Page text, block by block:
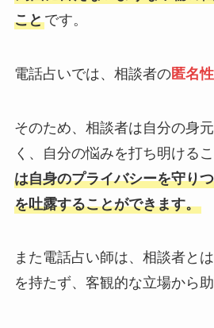
ことです。
電話占いでは、相談者の匿名性
そのため、相談者は自分の身
く、自分の悩みを打ち明けるこ
は自身のプライバシーを守り
を吐露することができます。
また電話占い師は、相談者と
を持たず、客観的な立場から